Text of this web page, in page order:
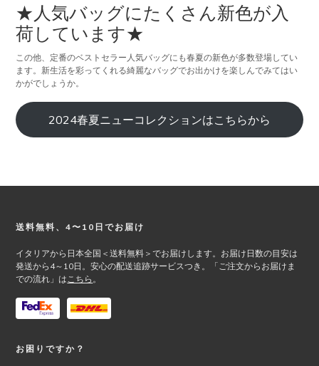
★人気バッグにたくさん新色が入
荷しています★
この他、定番のベストセラー人気バッグにも春夏の新色が多数登場してい
ます。新生活を彩ってくれる綺麗なバッグでお出かけを楽しんでみてはい
かがでしょうか。
2024春夏ニューコレクションはこちらから
Footer
送料無料、4〜10日でお届け
イタリアから日本全国＜送料無料＞でお届けします。お届け日数の目安は
発送から4～10日。安心の配送追跡サービスつき。「ご注文からお届けま
での流れ」はこちら 。
お困りですか？